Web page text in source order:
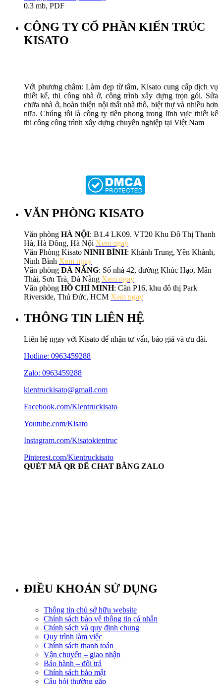
0.3 mb, PDF
CÔNG TY CỔ PHẦN KIẾN TRÚC
KISATO
Với phương châm: Làm đẹp từ tâm, Kisato cung cấp dịch vụ
thiết kế, thi công nhà ở, công trình xây dựng trọn gói. Sửa
chữa nhà ở, hoàn thiện nội thất nhà thô, biệt thự và nhiều hơn
nữa. Chúng tôi là công ty tiên phong trong lĩnh vực thiết kế
thi công công trình xây dựng chuyên nghiệp tại Việt Nam
VĂN PHÒNG KISATO
Văn phòng HÀ NỘI: B1.4 LK09. VT20 Khu Đô Thị Thanh
Hà, Hà Đông, Hà Nội Xem ngay
Văn Phòng Kisato NINH BÌNH: Khánh Trung, Yên Khánh,
Ninh Bình Xem ngay
Văn phòng ĐÀ NẴNG: Số nhà 42, đường Khúc Hạo, Mân
Thái, Sơn Trà, Đà Nẵng Xem ngay
Văn phòng HỒ CHÍ MINH: Căn P16, khu đô thị Park
Riverside, Thủ Đức, HCM Xem ngay
THÔNG TIN LIÊN HỆ
Liên hệ ngay với Kisato để nhận tư vấn, báo giá và ưu đãi.
Hotline: 0963459288
Zalo: 0963459288
kientruckisato@gmail.com
Facebook.com/Kientruckisato
Youtube.com/Kisato
Instagram.com/Kisatokientruc
Pinterest.com/Kientruckisato
QUÉT MÃ QR ĐỂ CHAT BẰNG ZALO
ĐIỀU KHOẢN SỬ DỤNG
Thông tin chủ sở hữu website
Chính sách bảo vệ thông tin cá nhân
Chính sách và quy định chung
Quy trình làm việc
Chính sách thanh toán
Vận chuyển – giao nhận
Bảo hành – đổi trả
Chính sách bảo mật
Câu hỏi thường gặp